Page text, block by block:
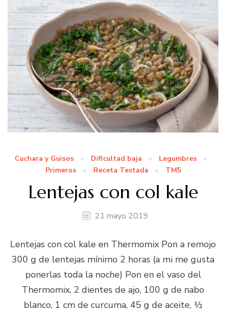
Cuchara y Guisos Dificultad baja
Legumbres
Primeros
Receta Testada TM5
Lentejas con col kale
21 mayo 2019
Lentejas con col kale en Thermomix Pon a remojo
300 g de lentejas mínimo 2 horas (a mi me gusta
ponerlas toda la noche) Pon en el vaso del
Thermomix, 2 dientes de ajo, 100 g de nabo
blanco, 1 cm de curcuma, 45 g de aceite, ½